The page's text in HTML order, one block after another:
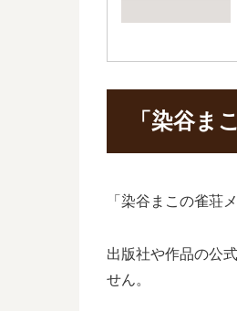
「染谷ま
「染谷まこの雀荘
出版社や作品の公
せん。